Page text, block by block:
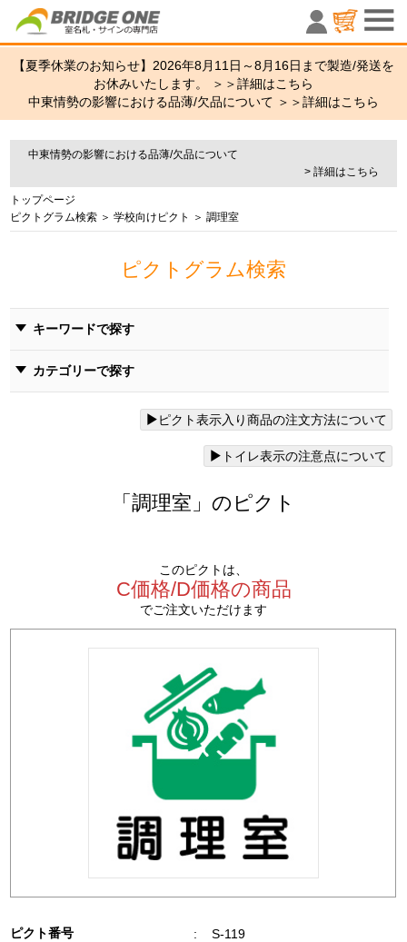
室名札・
【夏季休業のお知らせ】2026年8月11日～8月16日まで製造/発送を
お休みいたします。 ＞＞詳細はこちら
中東情勢の影響における品薄/欠品について ＞＞詳細はこちら
中東情勢の影響における品薄/欠品について
> 詳細はこちら
トップページ
ピクトグラム検索 ＞ 学校向けピクト ＞ 調理室
ピクトグラム検索
キーワードで探す
カテゴリーで探す
ピクト表示入り商品の注文方法について
トイレ表示の注意点について
「調理室」のピクト
このピクトは、
C価格/D価格の商品
でご注文いただけます
ピクト番号 : S-119